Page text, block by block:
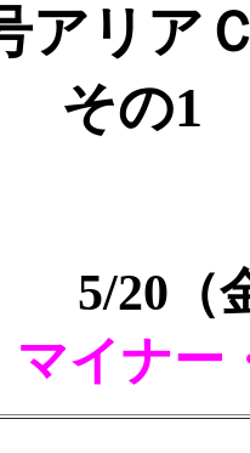
アリア
その1
5/20（
マイナー